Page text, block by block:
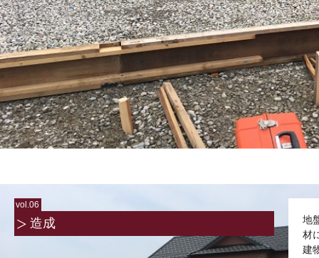
vol.06
造成
地
材
建